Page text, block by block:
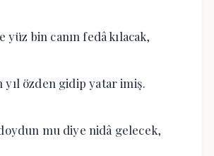
yüz bin canın fedâ kılacak,
yıl özden gidip yatar imiş.
mu diye nidâ gelecek,